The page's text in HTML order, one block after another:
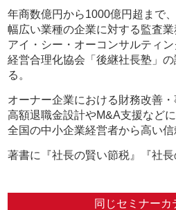
年商数億円から1000億円超まで、
幅広い業種の企業に対する監査業
アイ・シー・オーコンサルティン
経営合理化協会「後継社長塾」
る。
オーナー企業における財務改善・
高額退職金設計やM&A支援などに
全国の中小企業経営者から高い信
著書に『社長の賢い節税』『社長
同じセミナーカ